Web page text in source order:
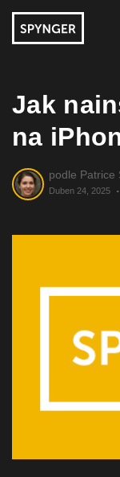
Jak
na
podle Patrice
Duben 24, 2025